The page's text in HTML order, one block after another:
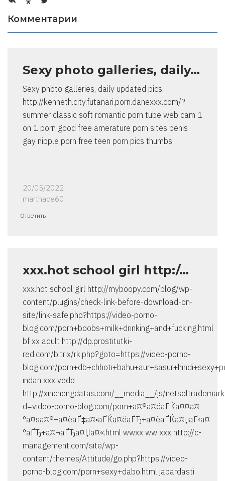
Комментарии
Sexy photo galleries, daily…
Sexy photo galleries, daily updated pics
http://kenneth.city.futanari.porn.danexxx.com/?
summer classic soft romantic porn tube web cam 1
on 1 porn good free amerature porn sites penis
gay nipple porn free teen porn pics thumbs
20/05/2022
marthace60
Ответить
xxx.hot school girl http:/…
xxx.hot school girl http://myboopy.com/blog/wp-
content/plugins/check-link-before-download-on-
site/link-safe.php?https://video-porno-
blog.com/porn+boobs+milk+drinking+and+fucking.html
bf xx adult http://dp.prostitutki-
red.com/bitrix/rk.php?goto=https://video-porno-
blog.com/
indan xxx vedo
http://xinchengdatas.com/__media__/js/
d=video-porno-blog.com/porn+а¤®а¤ёаҐЌа¤¤а¤
°а¤ѕа¤®+а¤ёаҐ‡а¤•аҐЌа¤ёаҐЂ+а¤ёаҐЌа¤џаҐ‹а¤
°аҐЂ+а¤¬аҐЂа¤Џа¤«.html wwxx ww xxx http://c-
management.com/site/wp-
content/themes/Attitude/go.php?https://video-
porno-blog.com/porn+sexy+dabo.html jabardasti